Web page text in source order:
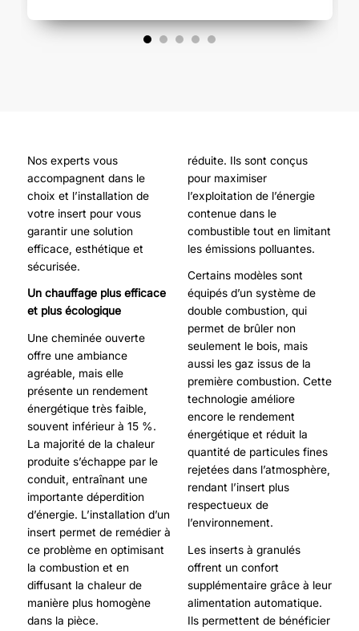
Nos experts vous
accompagnent dans le
choix et l’installation de
votre insert pour vous
garantir une solution
efficace, esthétique et
sécurisée.
Un chauffage plus efficace
et plus écologique
Une cheminée ouverte
offre une ambiance
agréable, mais elle
présente un rendement
énergétique très faible,
souvent inférieur à 15 %.
La majorité de la chaleur
produite s’échappe par le
conduit, entraînant une
importante déperdition
d’énergie. L’installation d’un
insert permet de remédier à
ce problème en optimisant
la combustion et en
diffusant la chaleur de
manière plus homogène
dans la pièce.
réduite. Ils sont conçus
pour maximiser
l’exploitation de l’énergie
contenue dans le
combustible tout en limitant
les émissions polluantes.
Certains modèles sont
équipés d’un système de
double combustion, qui
permet de brûler non
seulement le bois, mais
aussi les gaz issus de la
première combustion. Cette
technologie améliore
encore le rendement
énergétique et réduit la
quantité de particules fines
rejetées dans l’atmosphère,
rendant l’insert plus
respectueux de
l’environnement.
Les inserts à granulés
offrent un confort
supplémentaire grâce à leur
alimentation automatique.
Ils permettent de bénéficier